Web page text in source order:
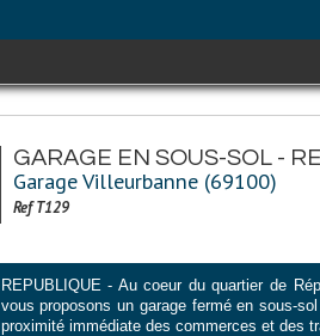
GARAGE EN SOUS-SOL -
Garage Villeurbanne (69100)
Ref T129
REPUBLIQUE - Au coeur du quartier de
vous proposons un garage fermé en sous-
proximité immédiate des commerces et des